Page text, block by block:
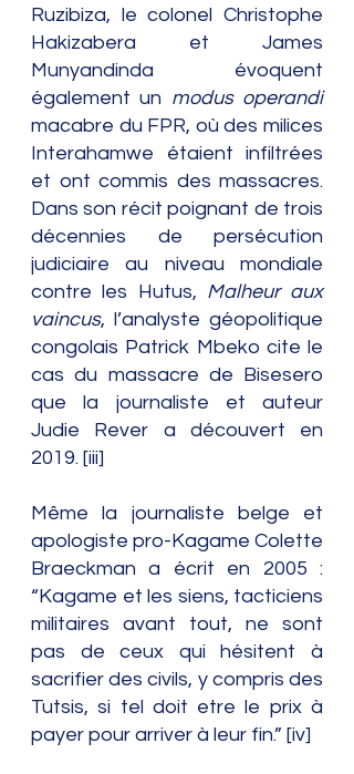
Ruzibiza, le colonel Christophe
Hakizabera et James
Munyandinda évoquent
également un modus operandi
macabre du FPR, où des milices
Interahamwe étaient infiltrées
et ont commis des massacres.
Dans son récit poignant de trois
décennies de persécution
judiciaire au niveau mondiale
contre les Hutus, Malheur aux
vaincus, l’analyste géopolitique
congolais Patrick Mbeko cite le
cas du massacre de Bisesero
que la journaliste et auteur
Judie Rever a découvert en
2019. [iii]
Même la journaliste belge et
apologiste pro-Kagame Colette
Braeckman a écrit en 2005 :
“Kagame et les siens, tacticiens
militaires avant tout, ne sont
pas de ceux qui hésitent à
sacrifier des civils, y compris des
Tutsis, si tel doit etre le prix à
payer pour arriver à leur fin.” [iv]